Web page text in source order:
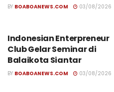
BY BOABOANEWS.COM 03/08/2026
Indonesian Enterpreneur
Club Gelar Seminar di
Balaikota Siantar
BY BOABOANEWS.COM 03/08/2026